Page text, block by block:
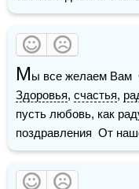
М
Здоровья, счастья,
пусть любовь, как
поздравления  От